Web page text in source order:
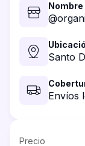
Nombre
Santo
Envíos
Precio